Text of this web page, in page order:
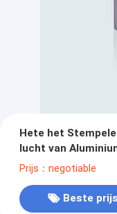
Hete het
lucht van
Basis
Prijs：negotiable
Beste prijs